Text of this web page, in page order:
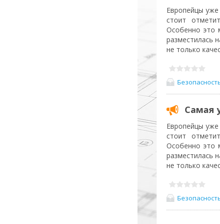
Европейцы уже
стоит
Особенно это
разместилась
не только
Самая
Европейцы уже
стоит
Особенно это
разместилась
не только